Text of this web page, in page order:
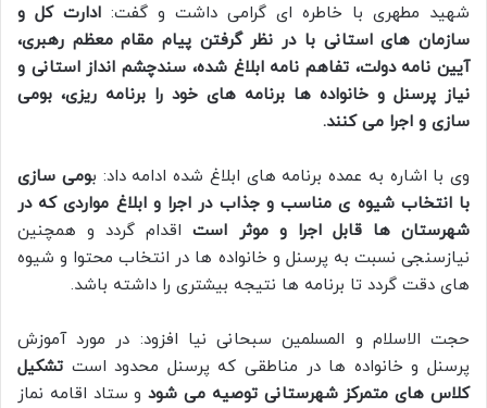
شهید مطهری با خاطره ای گرامی داشت و گفت: ادارت کل و
سازمان های استانی با در نظر گرفتن پیام مقام معظم رهبری،
آیین نامه دولت، تفاهم نامه ابلاغ شده، سندچشم انداز استانی و
نیاز پرسنل و خانواده ها برنامه های خود را برنامه ریزی، بومی
سازی و اجرا می کنند.
وی با اشاره به عمده برنامه های ابلاغ شده ادامه داد: بومی سازی
با انتخاب شیوه ی مناسب و جذاب در اجرا و ابلاغ مواردی که در
شهرستان ها قابل اجرا و موثر استاقدام گردد و همچنین
نیازسنجی نسبت به پرسنل و خانواده ها در انتخاب محتوا و شیوه
های دقت گردد تا برنامه ها نتیجه بیشتری را داشته باشد.
حجت الاسلام و المسلمین سبحانی نیا افزود: در مورد آموزش
پرسنل و خانواده ها در مناطقی که پرسنل محدود است تشکیل
کلاس های متمرکز شهرستانی توصیه می شودو ستاد اقامه نماز